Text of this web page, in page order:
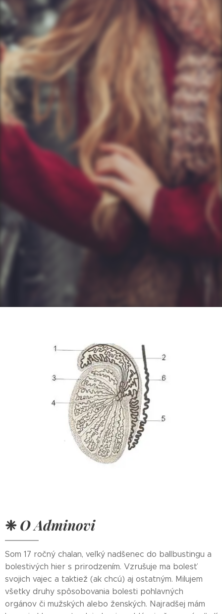
❈O Adminovi
Som 17 ročný chalan, veľký nadšenec do ballbustingu a
bolestivých hier s prirodzením. Vzrušuje ma bolesť
svojich vajec a taktiež (ak chcú) aj ostatným. Milujem
všetky druhy spôsobovania bolesti pohlavných
orgánov či mužských alebo ženských. Najradšej mám